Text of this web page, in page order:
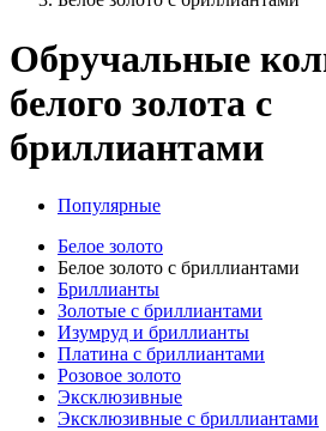
Обручальные
белого золота с
бриллиантами
Популярные
Белое золото
Белое золото с бриллиантами
Бриллианты
Золотые с бриллиантами
Изумруд и бриллианты
Платина с бриллиантами
Розовое золото
Эксклюзивные
Эксклюзивные с бриллиантами